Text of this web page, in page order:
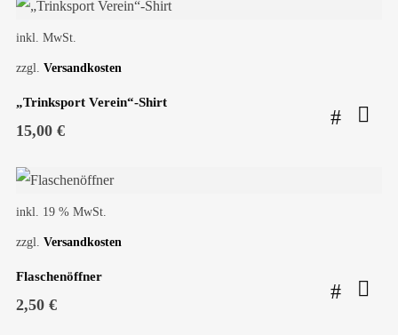
inkl. MwSt.
zzgl. Versandkosten
„Trinksport Verein“-Shirt
15,00 €
inkl. 19 % MwSt.
zzgl. Versandkosten
Flaschenöffner
2,50 €